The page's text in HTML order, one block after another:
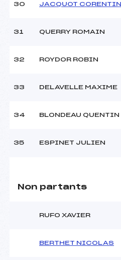
30 JACQUOT CORENTIN
31 QUERRY ROMAIN
32 ROYDOR ROBIN
33 DELAVELLE MAXIME
34 BLONDEAU QUENTIN
35 ESPINET JULIEN
Non partants
RUFO XAVIER
BERTHET NICOLAS